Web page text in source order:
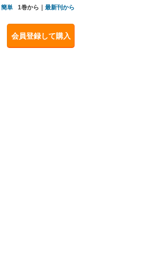
簡単 1巻から｜ 最新刊から
会員登録して購入